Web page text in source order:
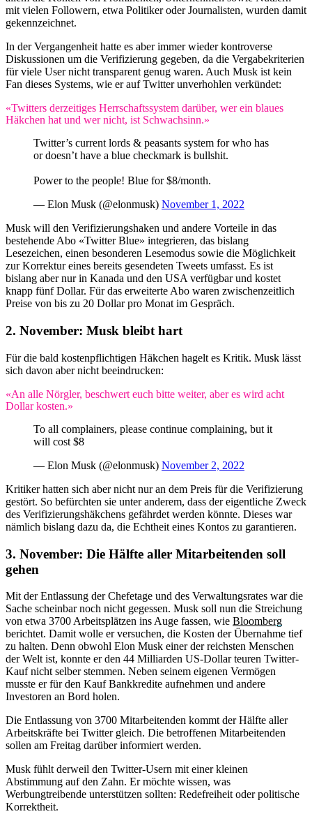
mit vielen Followern, etwa Politiker oder Journalisten, wurden damit
gekennzeichnet.
In der Vergangenheit hatte es aber immer wieder kontroverse
Diskussionen um die Verifizierung gegeben, da die Vergabekriterien
für viele User nicht transparent genug waren. Auch Musk ist kein
Fan dieses Systems, wie er auf Twitter unverhohlen verkündet:
«Twitters derzeitiges Herrschaftssystem darüber, wer ein blaues
Häkchen hat und wer nicht, ist Schwachsinn.»
Twitter’s current lords & peasants system for who has
or doesn’t have a blue checkmark is bullshit.
Power to the people! Blue for $8/month.
— Elon Musk (@elonmusk) November 1, 2022
Musk will den Verifizierungshaken und andere Vorteile in das
bestehende Abo «Twitter Blue» integrieren, das bislang
Lesezeichen, einen besonderen Lesemodus sowie die Möglichkeit
zur Korrektur eines bereits gesendeten Tweets umfasst. Es ist
bislang aber nur in Kanada und den USA verfügbar und kostet
knapp fünf Dollar. Für das erweiterte Abo waren zwischenzeitlich
Preise von bis zu 20 Dollar pro Monat im Gespräch.
2. November: Musk bleibt hart
Für die bald kostenpflichtigen Häkchen hagelt es Kritik. Musk lässt
sich davon aber nicht beeindrucken:
«An alle Nörgler, beschwert euch bitte weiter, aber es wird acht
Dollar kosten.»
To all complainers, please continue complaining, but it
will cost $8
— Elon Musk (@elonmusk) November 2, 2022
Kritiker hatten sich aber nicht nur an dem Preis für die Verifizierung
gestört. So befürchten sie unter anderem, dass der eigentliche Zweck
des Verifizierungshäkchens gefährdet werden könnte. Dieses war
nämlich bislang dazu da, die Echtheit eines Kontos zu garantieren.
3. November: Die Hälfte aller Mitarbeitenden soll
gehen
Mit der Entlassung der Chefetage und des Verwaltungsrates war die
Sache scheinbar noch nicht gegessen. Musk soll nun die Streichung
von etwa 3700 Arbeitsplätzen ins Auge fassen, wie Bloomberg
berichtet. Damit wolle er versuchen, die Kosten der Übernahme tief
zu halten. Denn obwohl Elon Musk einer der reichsten Menschen
der Welt ist, konnte er den 44 Milliarden US-Dollar teuren Twitter-
Kauf nicht selber stemmen. Neben seinem eigenen Vermögen
musste er für den Kauf Bankkredite aufnehmen und andere
Investoren an Bord holen.
Die Entlassung von 3700 Mitarbeitenden kommt der Hälfte aller
Arbeitskräfte bei Twitter gleich. Die betroffenen Mitarbeitenden
sollen am Freitag darüber informiert werden.
Musk fühlt derweil den Twitter-Usern mit einer kleinen
Abstimmung auf den Zahn. Er möchte wissen, was
Werbungtreibende unterstützen sollten: Redefreiheit oder politische
Korrektheit.